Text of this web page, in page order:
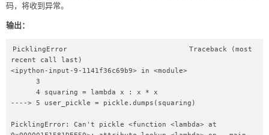
码，将收到异常。
输出：
PicklingError                             Traceback (most
recent call last)
<ipython-input-9-1141f36c69b9> in <module>
----> 5 user_pickle = pickle.dumps(squaring)
PicklingError: Can't pickle <function <lambda> at